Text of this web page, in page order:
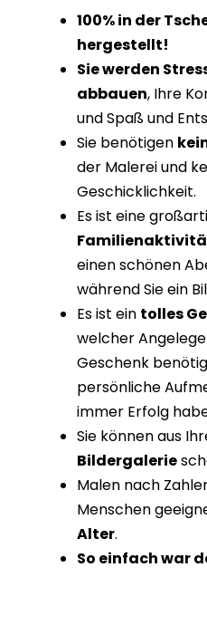
100% in der
hergestellt!
Sie werden
abbauen, Ihre
und Spaß und
Sie benötigen
der Malerei und
Geschicklichkeit.
Es ist eine
einen schönen
während Sie ein
Es ist ein tolles
welcher
Geschenk
persönliche
immer Erfolg
Sie können aus
Bildergalerie
Malen nach
Menschen
Alter.
So einfach war